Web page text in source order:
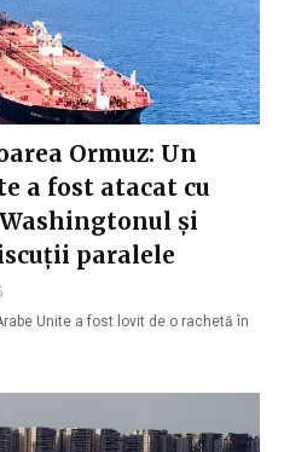
Ormuz: Un
a fost atacat cu
și
paralele
Unite a fost lovit de o rachetă în